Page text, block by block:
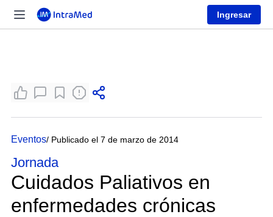
Ingresar
Eventos/ Publicado el 7 de marzo de 2014
Jornada
Cuidados Paliativos en
enfermedades crónicas